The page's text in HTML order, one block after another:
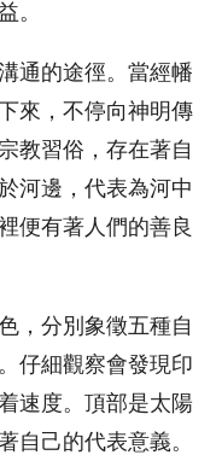
。
通的途徑。當經幡
來，不停向神明傳
教習俗，存在著自
河邊，代表為河中
便有著人們的善良
，分別象徵五種自
仔細觀察會發現印
速度。頂部是太陽
自己的代表意義。